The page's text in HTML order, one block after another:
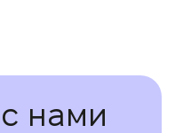
нами